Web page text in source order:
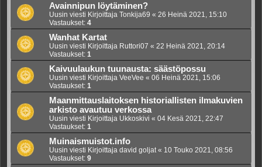
Avainnipun löytäminen?
Uusin viesti Kirjoittaja Tonkija69 « 26 Heinä 2021, 15:10
Vastaukset: 4
Wanhat Kartat
Uusin viesti Kirjoittaja Ruttori07 « 22 Heinä 2021, 20:14
Vastaukset: 1
Kaivuulaukun tuunausta: säästöpossu
Uusin viesti Kirjoittaja VeeVee « 06 Heinä 2021, 15:06
Vastaukset: 1
Maanmittauslaitoksen historiallisten ilmakuvien
arkisto avautuu verkossa
Uusin viesti Kirjoittaja Ukkoskivi « 04 Kesä 2021, 22:47
Vastaukset: 1
Muinaismuistot.info
Uusin viesti Kirjoittaja david goljat« 10 Touko 2021, 08:56
Vastaukset: 9